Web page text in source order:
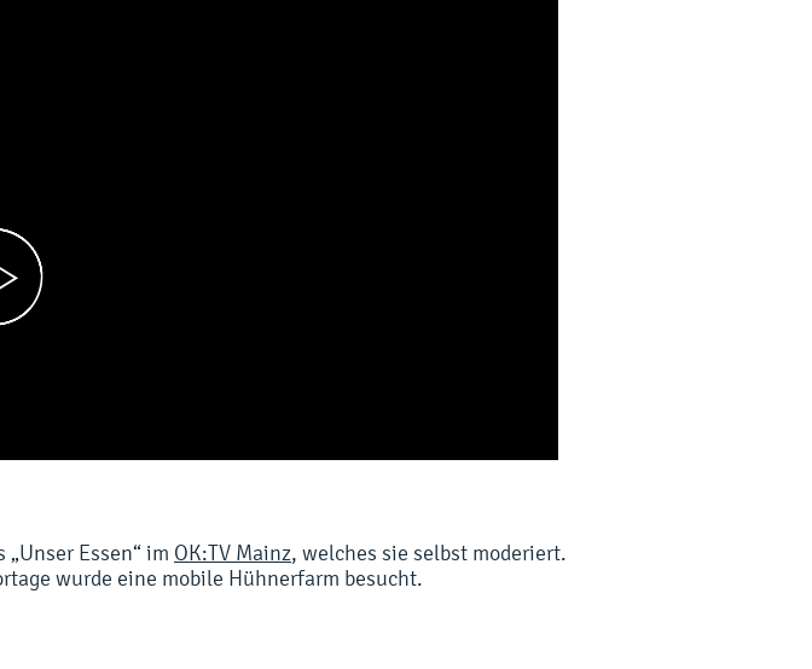
Essen“ im OK:TV Mainz, welches sie selbst moderiert.
wurde eine mobile Hühnerfarm besucht.